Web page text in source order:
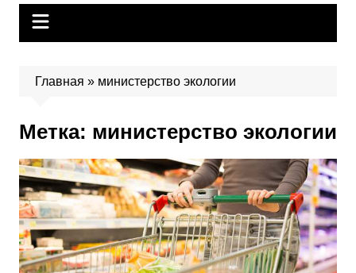
Главная » министерство экологии
Метка: министерство экологии